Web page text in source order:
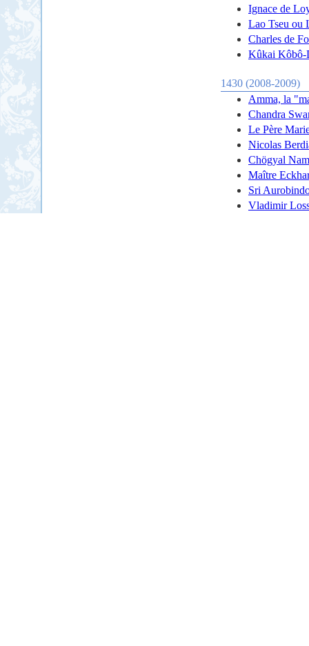
Ignace de
Lao Tseu ou
Charles de
Kûkai Kôbô-
1430 (2008-2009)
Amma, la
Chandra
Le Père
Nicolas
Chögyal
Maître
Sri
Vladimir